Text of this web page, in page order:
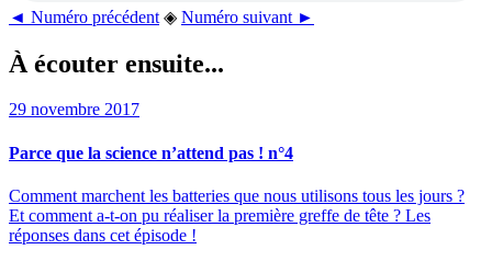
◄ Numéro précédent ◈ Numéro suivant ►
À écouter ensuite...
29 novembre 2017
Parce que la science n’attend pas ! n°4
Comment marchent les batteries que nous utilisons tous les jours ?
Et comment a-t-on pu réaliser la première greffe de tête ? Les
réponses dans cet épisode !